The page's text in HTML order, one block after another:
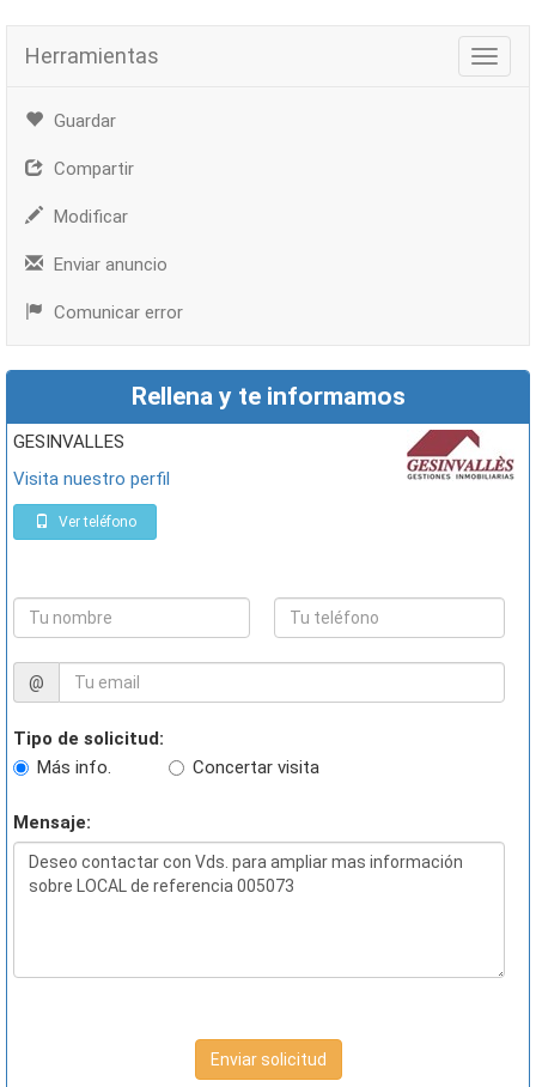
Herramientas
Guardar
Compartir
Modificar
Enviar anuncio
Comunicar error
Rellena y te informamos
GESINVALLES
Visita nuestro perfil
Ver teléfono
@
Tipo de solicitud:
Más info.
Concertar visita
Mensaje:
Enviar solicitud